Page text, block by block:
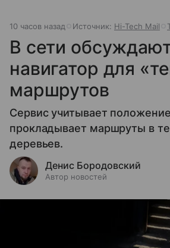
10 часов назад Источник: Hi-Tech Mail
В сети
навигатор для
маршрутов
Сервис учитывает
прокладывает маршруты в
деревьев.
Денис Бородовский
Автор новостей